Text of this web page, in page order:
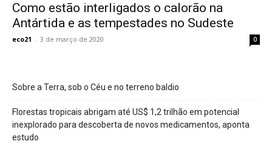
Como estão interligados o calorão na
Antártida e as tempestades no Sudeste
eco21 - 3 de março de 2020 0
Sobre a Terra, sob o Céu e no terreno baldio
Florestas tropicais abrigam até US$ 1,2 trilhão em potencial
inexplorado para descoberta de novos medicamentos, aponta
estudo